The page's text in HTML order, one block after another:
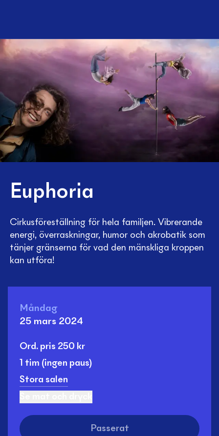
Euphoria
Cirkusföreställning för hela familjen. Vibrerande
energi, överraskningar, humor och akrobatik som
tänjer gränserna för vad den mänskliga kroppen
kan utföra!
Måndag
25 mars 2024
Ord. pris 250 kr
1 tim (ingen paus)
Stora salen
Passerat